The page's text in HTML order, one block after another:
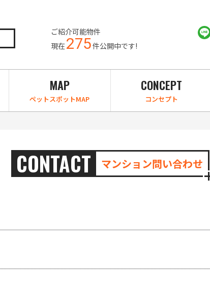
ご紹介可能物件
現在275件公開中です!
MAP
ペットスポットMAP
CONCEPT
コンセプト
CONTACT マンション問い合わせ